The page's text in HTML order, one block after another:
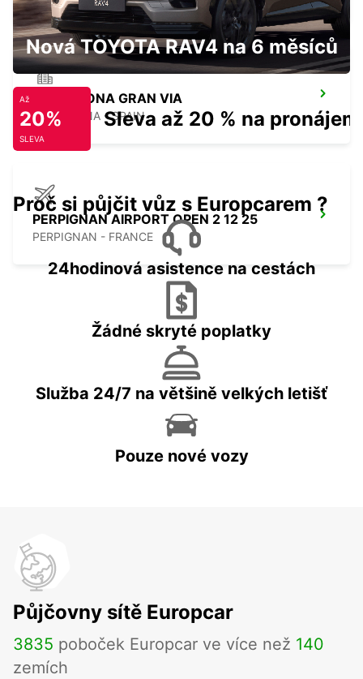
BARCELONA GRAN VIA
BARCELONA - SPAIN
PERPIGNAN AIRPORT OPEN 2 12 25
PERPIGNAN - FRANCE
Nová TOYOTA RAV4 na 6 měsíců
Až
20%
SLEVA
Sleva až 20 % na pronájem
Proč si půjčit vůz s Europcarem ?
24hodinová asistence na cestách
Žádné skryté poplatky
Služba 24/7 na většině velkých letišť
Pouze nové vozy
Půjčovny sítě Europcar
3835 poboček Europcar ve více než 140
zemích